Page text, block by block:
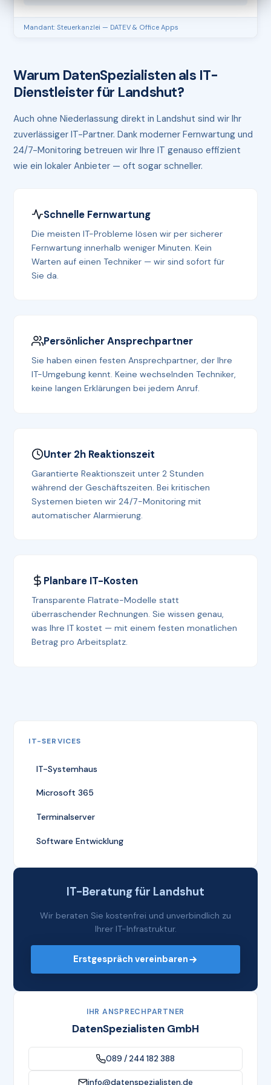
Mandant: Steuerkanzlei — DATEV & Office Apps
Warum DatenSpezialisten als IT-
Dienstleister für Landshut?
Auch ohne Niederlassung direkt in Landshut sind wir Ihr
zuverlässiger IT-Partner. Dank moderner Fernwartung und
24/7-Monitoring betreuen wir Ihre IT genauso effizient
wie ein lokaler Anbieter — oft sogar schneller.
Schnelle Fernwartung
Die meisten IT-Probleme lösen wir per sicherer
Fernwartung innerhalb weniger Minuten. Kein
Warten auf einen Techniker — wir sind sofort für
Sie da.
Persönlicher Ansprechpartner
Sie haben einen festen Ansprechpartner, der Ihre
IT-Umgebung kennt. Keine wechselnden Techniker,
keine langen Erklärungen bei jedem Anruf.
Unter 2h Reaktionszeit
Garantierte Reaktionszeit unter 2 Stunden
während der Geschäftszeiten. Bei kritischen
Systemen bieten wir 24/7-Monitoring mit
automatischer Alarmierung.
Planbare IT-Kosten
Transparente Flatrate-Modelle statt
überraschender Rechnungen. Sie wissen genau,
was Ihre IT kostet — mit einem festen monatlichen
Betrag pro Arbeitsplatz.
IT-SERVICES
IT-Systemhaus
Microsoft 365
Terminalserver
Software Entwicklung
IT-Beratung für Landshut
Wir beraten Sie kostenfrei und unverbindlich zu
Ihrer IT-Infrastruktur.
Erstgespräch vereinbaren
IHR ANSPRECHPARTNER
DatenSpezialisten GmbH
089 / 244 182 388
info@datenspezialisten.de